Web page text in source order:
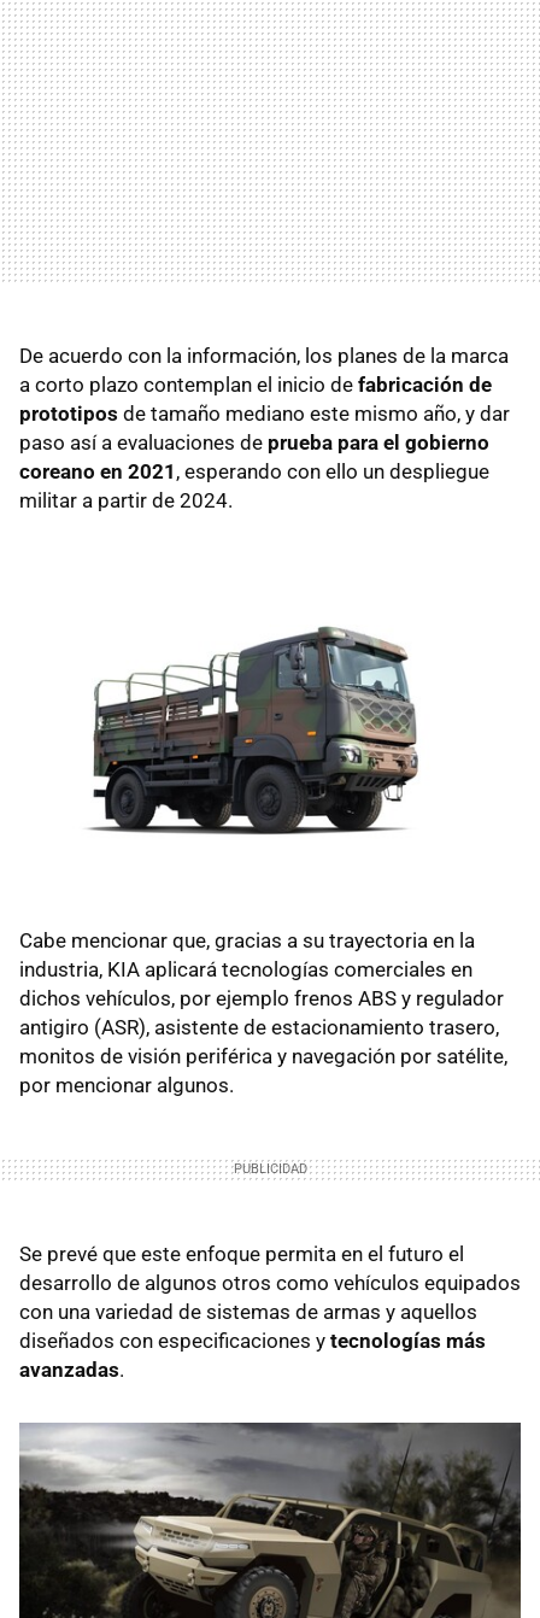
De acuerdo con la información, los planes de la marca
a corto plazo contemplan el inicio de fabricación de
prototipos de tamaño mediano este mismo año, y dar
paso así a evaluaciones de prueba para el gobierno
coreano en 2021 , esperando con ello un despliegue
militar a partir de 2024.
Cabe mencionar que, gracias a su trayectoria en la
industria, KIA aplicará tecnologías comerciales en
dichos vehículos, por ejemplo frenos ABS y regulador
antigiro (ASR), asistente de estacionamiento trasero,
monitos de visión periférica y navegación por satélite,
por mencionar algunos.
Se prevé que este enfoque permita en el futuro el
desarrollo de algunos otros como vehículos equipados
con una variedad de sistemas de armas y aquellos
diseñados con especificaciones y tecnologías más
avanzadas.